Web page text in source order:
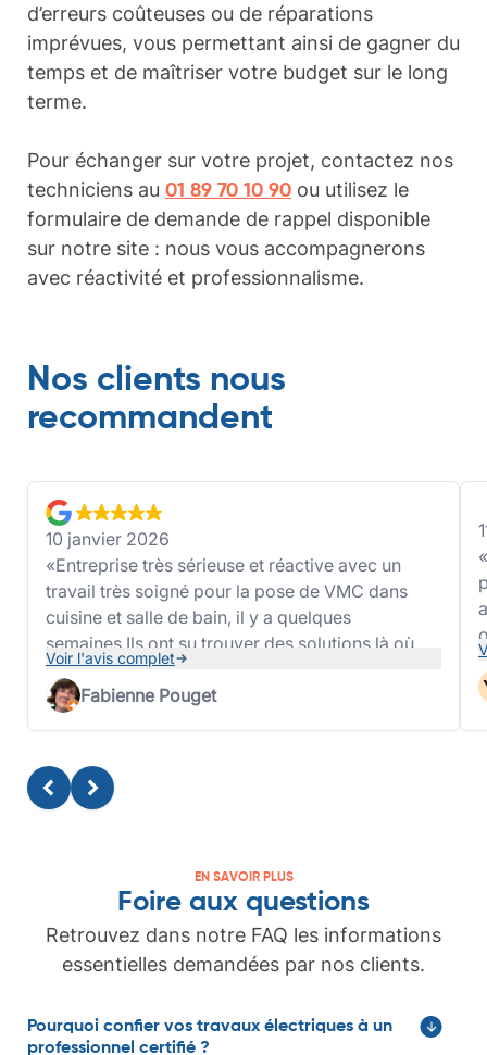
d’erreurs coûteuses ou de réparations
imprévues, vous permettant ainsi de gagner du
temps et de maîtriser votre budget sur le long
terme.
Pour échanger sur votre projet, contactez nos
techniciens au 01 89 70 10 90 ou utilisez le
formulaire de demande de rappel disponible
sur notre site : nous vous accompagnerons
avec réactivité et professionnalisme.
Nos clients nous
recommandent
10 janvier 2026
Entreprise très sérieuse et réactive avec un
travail très soigné pour la pose de VMC dans
cuisine et salle de bain, il y a quelques
semaines.Ils ont su trouver des solutions là où
d'autres entreprises nous ont dit pas possible
dans le but de nous vendre des systèmes hors
mauvais souvenir.Merci
Voir l'avis complet
Fabienne Pouget
EN SAVOIR PLUS
Foire aux questions
Retrouvez dans notre FAQ les informations
essentielles demandées par nos clients.
Pourquoi confier vos travaux électriques à un
professionnel certifié ?